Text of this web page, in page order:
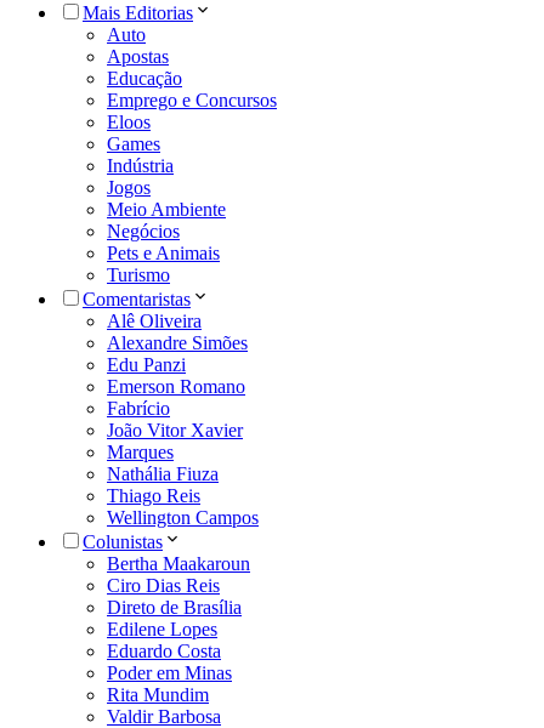
Mais Editorias
Auto
Apostas
Educação
Emprego e Concursos
Eloos
Games
Indústria
Jogos
Meio Ambiente
Negócios
Pets e Animais
Turismo
Comentaristas
Alê Oliveira
Alexandre Simões
Edu Panzi
Emerson Romano
Fabrício
João Vitor Xavier
Marques
Nathália Fiuza
Thiago Reis
Wellington Campos
Colunistas
Bertha Maakaroun
Ciro Dias Reis
Direto de Brasília
Edilene Lopes
Eduardo Costa
Poder em Minas
Rita Mundim
Valdir Barbosa